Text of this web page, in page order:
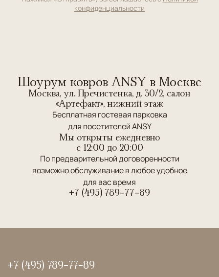
конфиденциальности
Шоурум ковров ANSY в Москве
Москва, ул. Пречистенка, д. 30/2, салон
«Артефакт», нижний этаж
Бесплатная гостевая парковка
для посетителей ANSY
Мы открыты ежедневно
c 12:00 до 20:00
По предварительной договоренности
возможно обслуживание в любое удобное
для вас время
+7 (495) 789-77-89
+7 (495) 789-77-89